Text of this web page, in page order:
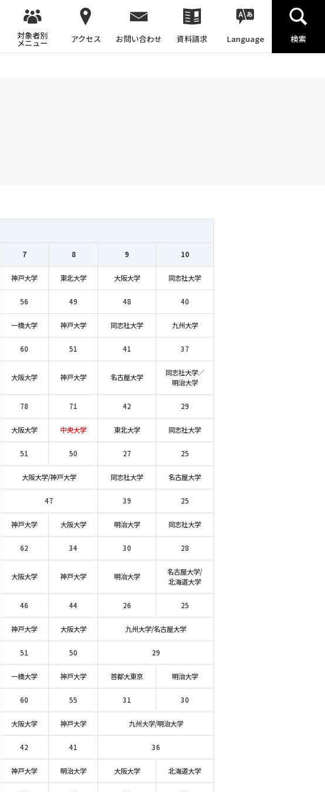
対象者別
メニュー アクセス お問い合わせ 資料請求 Language 検索
7 8 9 10
神戸大学 東北大学 大阪大学 同志社大学
56 49 48 40
一橋大学 神戸大学 同志社大学 九州大学
60 51 41 37
大阪大学 神戸大学 名古屋大学
同志社大学／
明治大学
78 71 42 29
大阪大学 中央大学 東北大学 同志社大学
51 50 27 25
大阪大学/神戸大学 同志社大学 名古屋大学
47 39 25
神戸大学 大阪大学 明治大学 同志社大学
62 34 30 28
大阪大学 神戸大学 明治大学
名古屋大学/
北海道大学
46 44 26 25
神戸大学 大阪大学 九州大学/名古屋大学
51 50 29
一橋大学 神戸大学 首都大東京 明治大学
60 55 31 30
大阪大学 神戸大学 九州大学/明治大学
42 41 36
神戸大学 明治大学 大阪大学 北海道大学